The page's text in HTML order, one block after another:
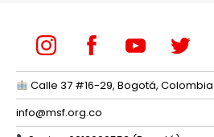
Calle 37 #16-29, Bogotá, Colombia
info@msf.org.co